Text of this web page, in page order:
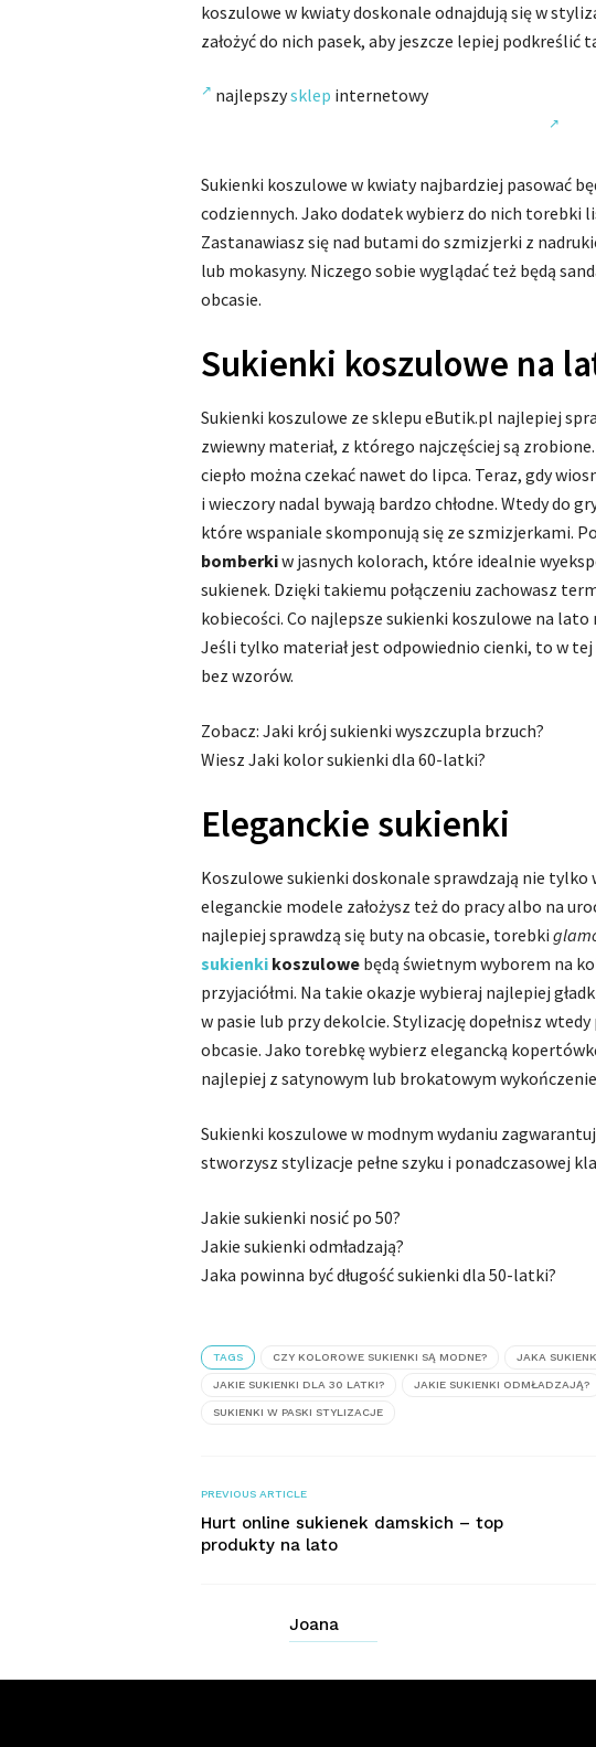
koszulowe w kwiaty doskonale odnajdują się w
założyć do nich pasek, aby jeszcze lepiej podkreślić
najlepszysklep internetowy
Sukienki koszulowe w kwiaty najbardziej pasować
codziennych. Jako dodatek wybierz do nich torebki
Zastanawiasz się nad butami do szmizjerki z
lub mokasyny. Niczego sobie wyglądać też będą
obcasie.
Sukienki koszulowe na
Sukienki koszulowe ze sklepu eButik.pl najlepiej
zwiewny materiał, z którego najczęściej są
ciepło można czekać nawet do lipca. Teraz, gdy
i wieczory nadal bywają bardzo chłodne. Wtedy do
które wspaniale skomponują się ze szmizjerkami.
bomberkiw jasnych kolorach, które idealnie
sukienek. Dzięki takiemu połączeniu zachowasz
kobiecości. Co najlepsze sukienki koszulowe na
Jeśli tylko materiał jest odpowiednio cienki, to w
bez wzorów.
Zobacz: Jaki krój sukienki wyszczupla brzuch?
Wiesz Jaki kolor sukienki dla 60-latki?
Eleganckie sukienki
Koszulowe sukienki doskonale sprawdzają nie tylko
eleganckie modele założysz też do pracy albo na
najlepiej sprawdzą się buty na obcasie, torebki
sukienki koszulowe będą świetnym wyborem na
przyjaciółmi. Na takie okazje wybieraj najlepiej
w pasie lub przy dekolcie. Stylizację dopełnisz
obcasie. Jako torebkę wybierz elegancką
najlepiej z satynowym lub brokatowym
Sukienki koszulowe w modnym wydaniu
stworzysz stylizacje pełne szyku i ponadczasowej
Jakie sukienki nosić po 50?
Jakie sukienki odmładzają?
Jaka powinna być długość sukienki dla 50-latki?
TAGS CZY KOLOROWE SUKIENKI SĄ MODNE? JAKA
JAKIE SUKIENKI DLA 30 LATKI? JAKIE SUKIENKI ODMŁADZAJĄ?
SUKIENKI W PASKI STYLIZACJE
PREVIOUS ARTICLE
Hurt online sukienek damskich – top
produkty na lato
Joana